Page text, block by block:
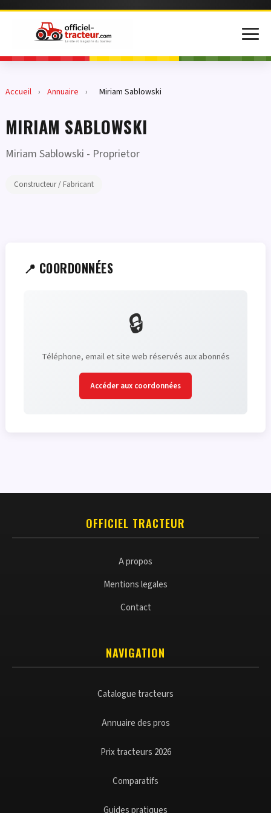
Accueil › Annuaire › Miriam Sablowski
MIRIAM SABLOWSKI
Miriam Sablowski - Proprietor
Constructeur / Fabricant
📍 COORDONNÉES
🔒
Téléphone, email et site web réservés aux abonnés
Accéder aux coordonnées
OFFICIEL TRACTEUR
A propos
Mentions legales
Contact
NAVIGATION
Catalogue tracteurs
Annuaire des pros
Prix tracteurs 2026
Comparatifs
Guides pratiques